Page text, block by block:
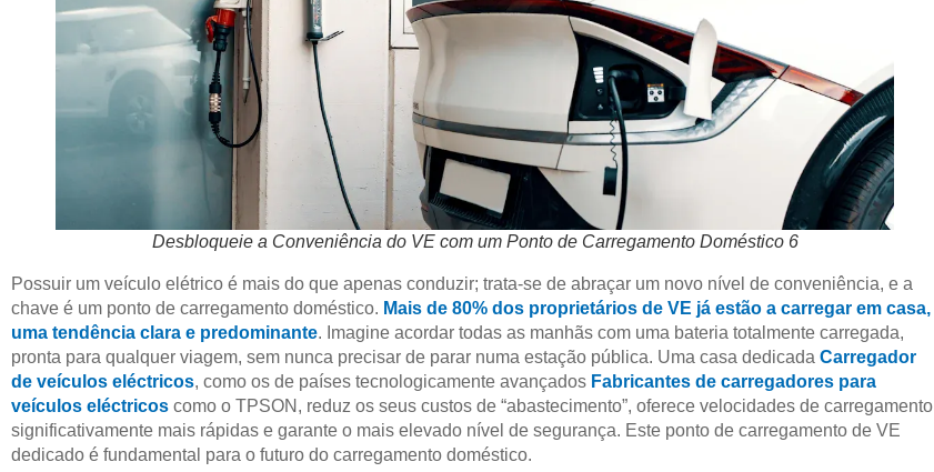
Desbloqueie a Conveniência do VE com um Ponto de Carregamento Doméstico 6
Possuir um veículo elétrico é mais do que apenas conduzir; trata-se de abraçar um novo nível de conveniência, e a
chave é um ponto de carregamento doméstico. Mais de 80% dos proprietários de VE já estão a carregar em casa,
uma tendência clara e predominante. Imagine acordar todas as manhãs com uma bateria totalmente carregada,
pronta para qualquer viagem, sem nunca precisar de parar numa estação pública. Uma casa dedicada Carregador
de veículos eléctricos, como os de países tecnologicamente avançados Fabricantes de carregadores para
veículos eléctricos como o TPSON, reduz os seus custos de “abastecimento”, oferece velocidades de carregamento
significativamente mais rápidas e garante o mais elevado nível de segurança. Este ponto de carregamento de VE
dedicado é fundamental para o futuro do carregamento doméstico.